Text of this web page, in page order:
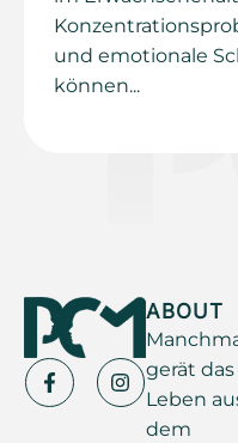
und emotionale
können...
ABOUT
gerät das
Leben
dem